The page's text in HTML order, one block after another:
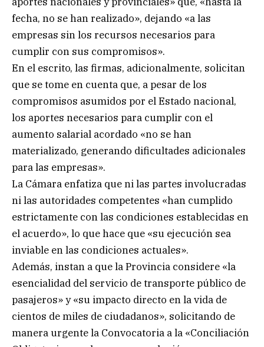
fecha, no se han realizado», dejando «a las
empresas sin los recursos necesarios para
cumplir con sus compromisos».
En el escrito, las firmas, adicionalmente, solicitan
que se tome en cuenta que, a pesar de los
compromisos asumidos por el Estado nacional,
los aportes necesarios para cumplir con el
aumento salarial acordado «no se han
materializado, generando dificultades adicionales
para las empresas».
La Cámara enfatiza que ni las partes involucradas
ni las autoridades competentes «han cumplido
estrictamente con las condiciones establecidas en
el acuerdo», lo que hace que «su ejecución sea
inviable en las condiciones actuales».
Además, instan a que la Provincia considere «la
esencialidad del servicio de transporte público de
pasajeros» y «su impacto directo en la vida de
cientos de miles de ciudadanos», solicitando de
manera urgente la Convocatoria a la «Conciliación